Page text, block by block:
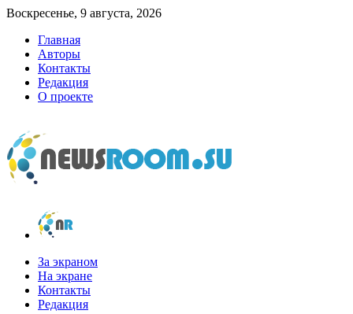
Воскресенье, 9 августа, 2026
Главная
Авторы
Контакты
Редакция
О проекте
newsroom.su
Новости о новостях
За экраном
На экране
Контакты
Редакция